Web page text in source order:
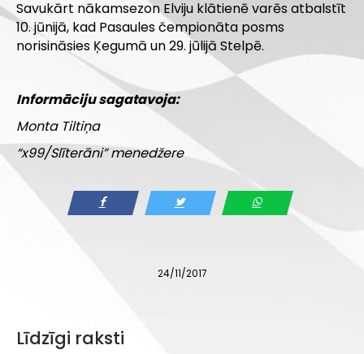
Savukārt nākamsezon Elviju klātienē varēs atbalstīt
10. jūnijā, kad Pasaules čempionāta posms
norisināsies Ķegumā un 29. jūlijā Stelpē.
Informāciju sagatavoja:
Monta Tiltiņa
“x99/Slīterāni” menedžere
24/11/2017
Līdzīgi raksti